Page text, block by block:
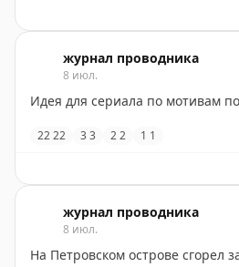
журнал проводника
8 июл.
Идея для сериала по мотивам
2222 33 22 1 1
журнал проводника
8 июл.
На Петровском острове сгорел